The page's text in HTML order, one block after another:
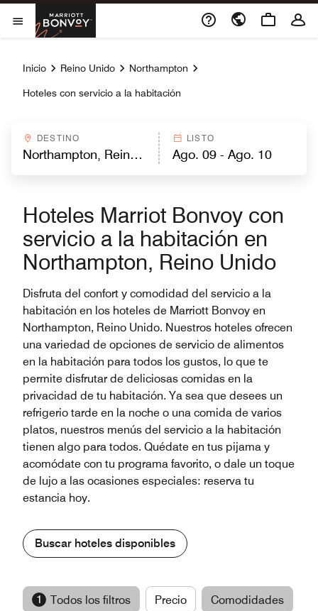
Skip to Content
Abrir el menú
Marriott Bonvoy
Inicio Reino Unido Northampton
Hoteles con servicio a la habitación
DESTINO LISTO
Hoteles Marriot Bonvoy con
servicio a la habitación en
Northampton, Reino Unido
Disfruta del confort y comodidad del servicio a la
habitación en los hoteles de Marriott Bonvoy en
Northampton, Reino Unido. Nuestros hoteles ofrecen
una variedad de opciones de servicio de alimentos
en la habitación para todos los gustos, lo que te
permite disfrutar de deliciosas comidas en la
privacidad de tu habitación. Ya sea que desees un
refrigerio tarde en la noche o una comida de varios
platos, nuestros menús del servicio a la habitación
tienen algo para todos. Quédate en tus pijama y
acomódate con tu programa favorito, o dale un toque
de lujo a las ocasiones especiales: reserva tu
estancia hoy.
Buscar hoteles disponibles
1 Todos los filtros Precio Comodidades